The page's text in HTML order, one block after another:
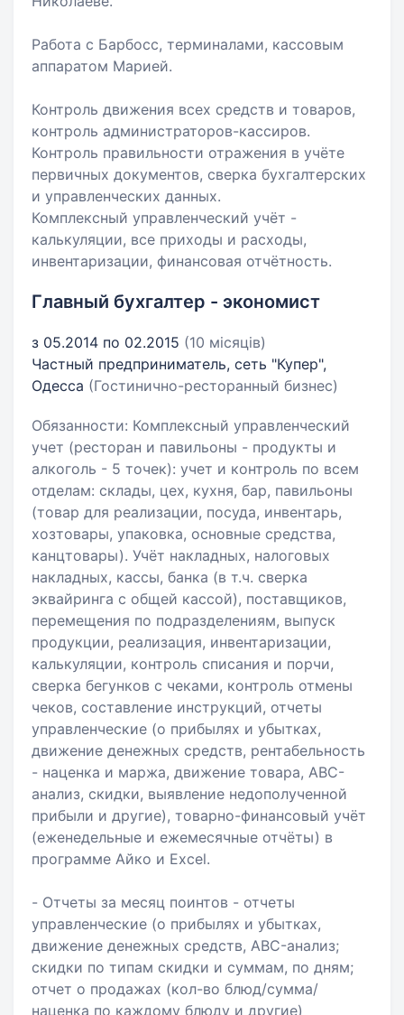
Работа с Барбосс, терминалами, кассовым
аппаратом Марией.
Контроль движения всех средств и товаров,
контроль администраторов-кассиров.
Контроль правильности отражения в учёте
первичных документов, сверка бухгалтерских
и управленческих данных.
Комплексный управленческий учёт -
калькуляции, все приходы и расходы,
инвентаризации, финансовая отчётность.
Главный бухгалтер - экономист
з 05.2014 по 02.2015 (10 місяців)
Частный предприниматель, сеть "Купер",
Одесса (Гостинично-ресторанный бизнес)
Обязанности: Комплексный управленческий
учет (ресторан и павильоны - продукты и
алкоголь - 5 точек): учет и контроль по всем
отделам: склады, цех, кухня, бар, павильоны
(товар для реализации, посуда, инвентарь,
хозтовары, упаковка, основные средства,
канцтовары). Учёт накладных, налоговых
накладных, кассы, банка (в т.ч. сверка
эквайринга с общей кассой), поставщиков,
перемещения по подразделениям, выпуск
продукции, реализация, инвентаризации,
калькуляции, контроль списания и порчи,
сверка бегунков с чеками, контроль отмены
чеков, составление инструкций, отчеты
управленческие (о прибылях и убытках,
движение денежных средств, рентабельность
- наценка и маржа, движение товара, ABC-
анализ, скидки, выявление недополученной
прибыли и другие), товарно-финансовый учёт
(еженедельные и ежемесячные отчёты) в
программе Айко и Excel.
- Отчеты за месяц поинтов - отчеты
управленческие (о прибылях и убытках,
движение денежных средств, ABC-анализ;
скидки по типам скидки и суммам, по дням;
отчет о продажах (кол-во блюд/сумма/
наценка по каждому блюду и другие)